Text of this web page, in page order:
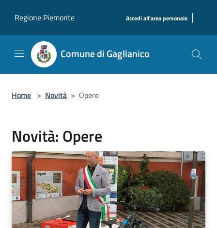
Regione Piemonte
Accedi all'area personale |
Comune di Gaglianico
Home > Novità > Opere
Novità: Opere